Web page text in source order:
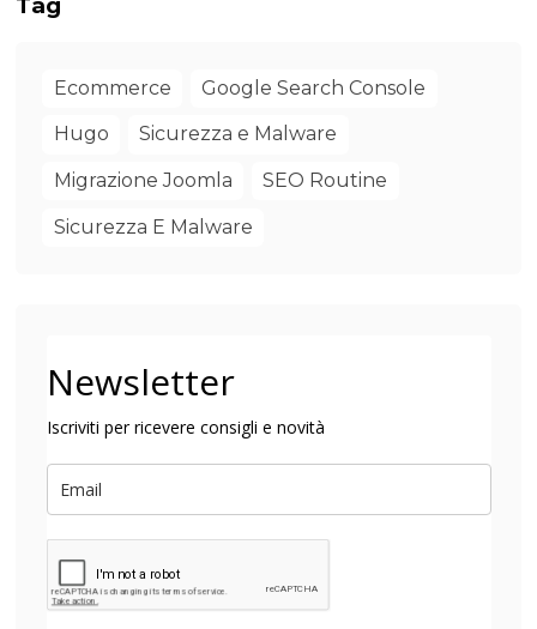
Ecommerce Google Search Console
Hugo Sicurezza e Malware
Migrazione Joomla SEO Routine
Sicurezza E Malware
Newsletter
Iscriviti per ricevere consigli e novità